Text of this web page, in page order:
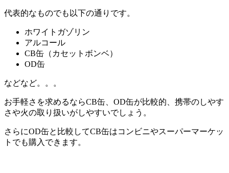
代表的なものでも以下の通りです。
ホワイトガゾリン
アルコール
CB缶（カセットボンベ）
OD缶
などなど。。。
お手軽さを求めるならCB缶、OD缶が比較的、携帯のしやす
さや火の取り扱いがしやすいでしょう。
さらにOD缶と比較してCB缶はコンビニやスーパーマーケッ
トでも購入できます。